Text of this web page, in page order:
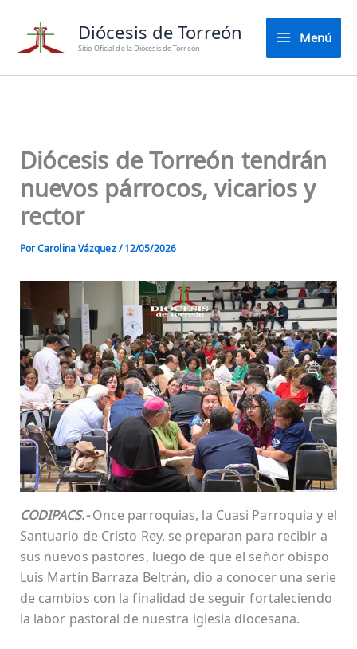
contenido
Diócesis de Torreón
Sitio Oficial de la Diócesis de Torreón
Menú
Diócesis de Torreón tendrán
nuevos párrocos, vicarios y
rector
PorCarolina Vázquez/12/05/2026
CODIPACS.-Once parroquias, la Cuasi Parroquia y el
Santuario de Cristo Rey, se preparan para recibir a
sus nuevos pastores, luego de que el señor obispo
Luis Martín Barraza Beltrán, dio a conocer una serie
de cambios con la finalidad de seguir fortaleciendo
la labor pastoral de nuestra iglesia diocesana.